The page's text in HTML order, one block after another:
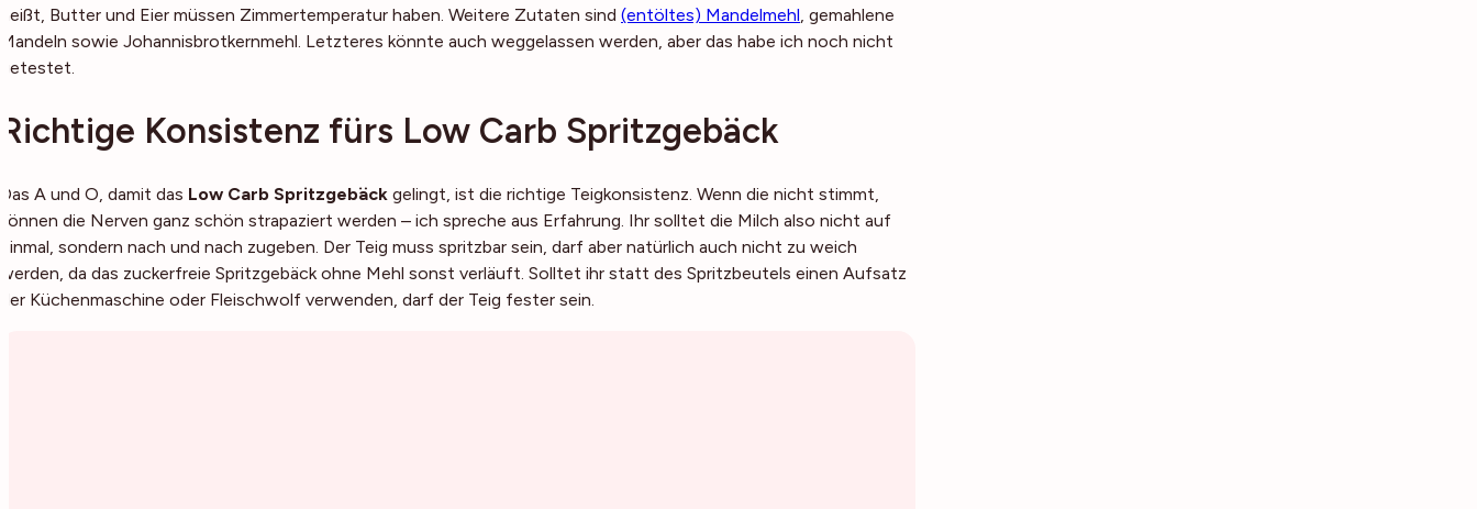
heißt, Butter und Eier müssen Zimmertemperatur haben. Weitere Zutaten sind (entöltes) Mandelmehl , gemahlene
Mandeln sowie Johannisbrotkernmehl. Letzteres könnte auch weggelassen werden, aber das habe ich noch nicht
getestet.
Richtige Konsistenz fürs Low Carb Spritzgebäck
Das A und O, damit das Low Carb Spritzgebäck gelingt, ist die richtige Teigkonsistenz. Wenn die nicht stimmt,
können die Nerven ganz schön strapaziert werden – ich spreche aus Erfahrung. Ihr solltet die Milch also nicht auf
einmal, sondern nach und nach zugeben. Der Teig muss spritzbar sein, darf aber natürlich auch nicht zu weich
werden, da das zuckerfreie Spritzgebäck ohne Mehl sonst verläuft. Solltet ihr statt des Spritzbeutels einen Aufsatz
der Küchenmaschine oder Fleischwolf verwenden, darf der Teig fester sein.